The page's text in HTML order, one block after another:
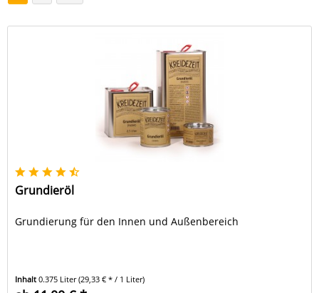
Grundieröl
Grundierung für den Innen und Außenbereich
Inhalt0.375 Liter(29,33 € * / 1 Liter)